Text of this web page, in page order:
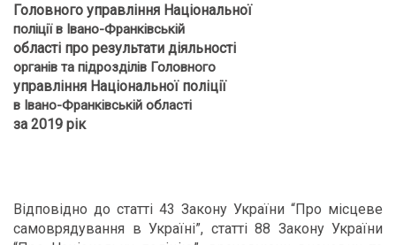
Головного управління Національної
поліції в Івано-Франківській
області про результати діяльності
органів та підрозділів Головного
управління Національної поліції
в Івано-Франківській області
за 2019 рік
Відповідно до статті 43 Закону України “Про місцеве
самоврядування в Україні”, статті 88 Закону України